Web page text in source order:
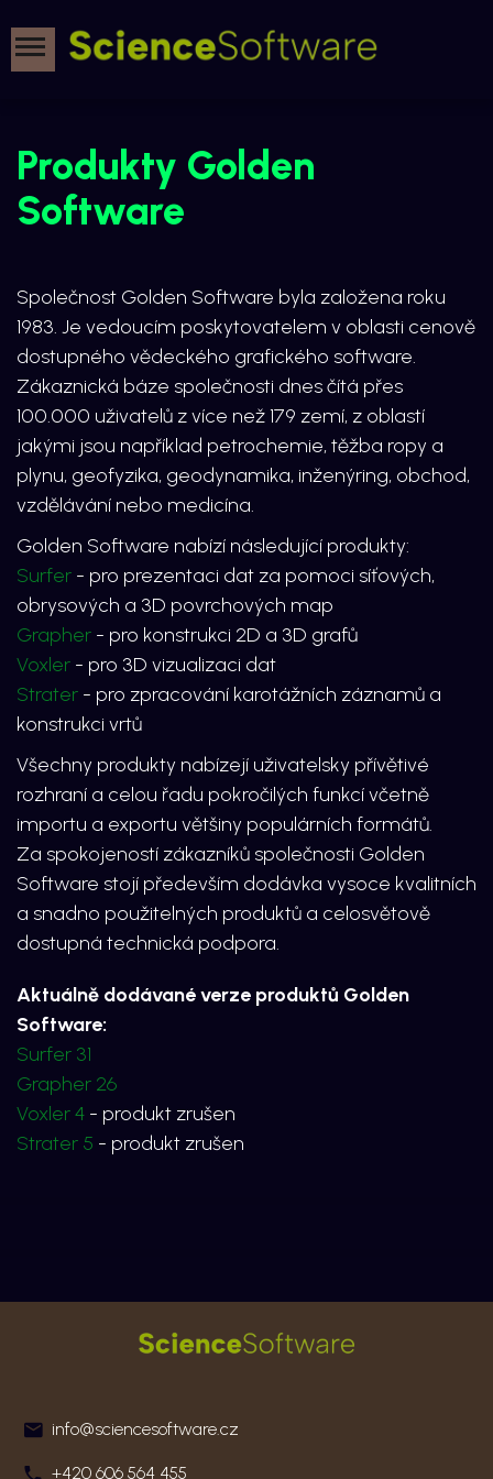
Produkty Golden
Software
Společnost Golden Software byla založena roku
1983. Je vedoucím poskytovatelem v oblasti cenově
dostupného vědeckého grafického software.
Zákaznická báze společnosti dnes čítá přes
100.000 uživatelů z více než 179 zemí, z oblastí
jakými jsou například petrochemie, těžba ropy a
plynu, geofyzika, geodynamika, inženýring, obchod,
vzdělávání nebo medicína.
Golden Software nabízí následující produkty:
Surfer - pro prezentaci dat za pomoci síťových,
obrysových a 3D povrchových map
Grapher - pro konstrukci 2D a 3D grafů
Voxler - pro 3D vizualizaci dat
Strater - pro zpracování karotážních záznamů a
konstrukci vrtů
Všechny produkty nabízejí uživatelsky přívětivé
rozhraní a celou řadu pokročilých funkcí včetně
importu a exportu většiny populárních formátů.
Za spokojeností zákazníků společnosti Golden
Software stojí především dodávka vysoce kvalitních
a snadno použitelných produktů a celosvětově
dostupná technická podpora.
Aktuálně dodávané verze produktů Golden
Software:
Surfer 31
Grapher 26
Voxler 4 - produkt zrušen
Strater 5 - produkt zrušen
info@sciencesoftware.cz
+420 606 564 455